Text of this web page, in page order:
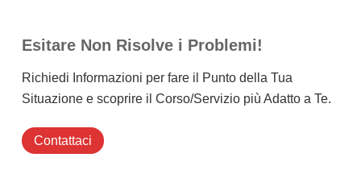
Esitare Non Risolve i Problemi!
Richiedi Informazioni per fare il Punto della Tua
Situazione e scoprire il Corso/Servizio più Adatto a Te.
Contattaci